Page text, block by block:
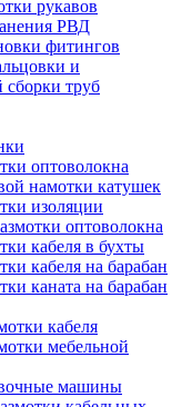
рукавов
РВД
фитингов
и
сборки труб
оптоволокна
намотки катушек
изоляции
оптоволокна
кабеля в бухты
кабеля на барабан
каната на барабан
кабеля
мебельной
машины